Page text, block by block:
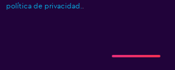
política de privacidad..